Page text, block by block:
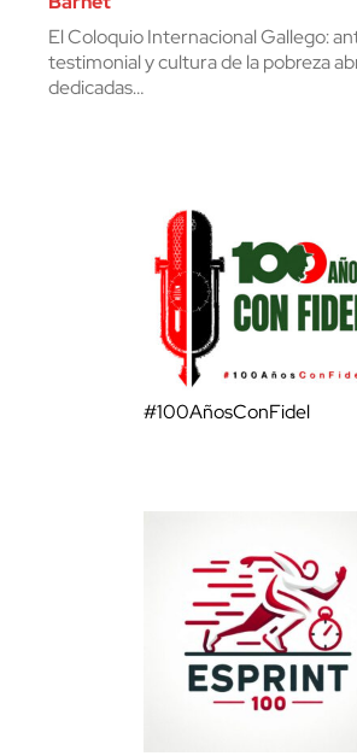
El Coloquio Internacional Gallego:
testimonial y cultura de la pobreza
dedicadas…
#100AñosConFidel